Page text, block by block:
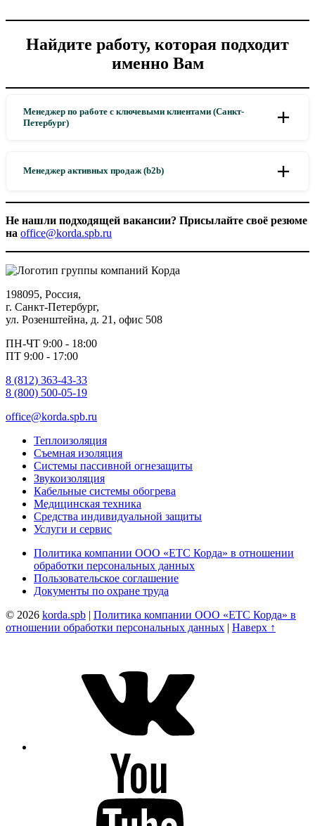
Найдите работу, которая подходит
именно Вам
Менеджер по работе с ключевыми клиентами (Санкт-
Петербург)
Менеджер активных продаж (b2b)
Не нашли подходящей вакансии? Присылайте своё резюме
на office@korda.spb.ru
Skip
back
to
main
navigation
198095, Россия,
г. Санкт-Петербург,
ул. Розенштейна, д. 21, офис 508
ПН-ЧТ 9:00 - 18:00
ПТ 9:00 - 17:00
8 (812) 363-43-33
8 (800) 500-05-19
office@korda.spb.ru
Теплоизоляция
Съемная изоляция
Системы пассивной огнезащиты
Звукоизоляция
Кабельные системы обогрева
Медицинская техника
Средства индивидуальной защиты
Услуги и сервис
Политика компании ООО «ЕТС Корда» в отношении
обработки персональных данных
Пользовательское соглашение
Документы по охране труда
© 2026 korda.spb | Политика компании ООО «ЕТС Корда» в
отношении обработки персональных данных | Наверх ↑